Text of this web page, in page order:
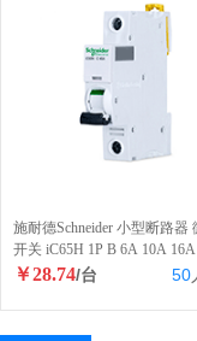
施耐德Schneider 小型断路器
开关 iC65H 1P B 6A 10A 16A
￥28.74/台 50